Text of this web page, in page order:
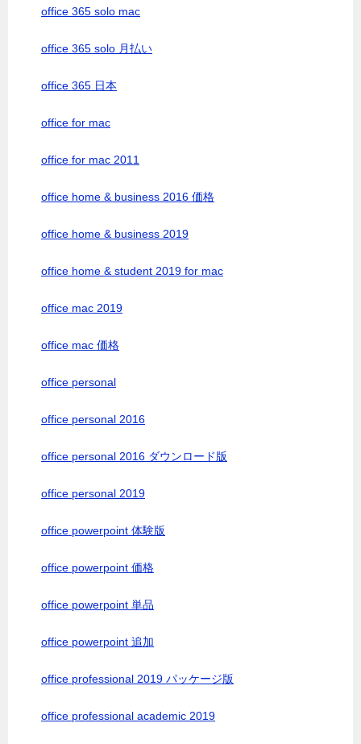
office 365 solo mac
office 365 solo 月払い
office 365 日本
office for mac
office for mac 2011
office home & business 2016 価格
office home & business 2019
office home & student 2019 for mac
office mac 2019
office mac 価格
office personal
office personal 2016
office personal 2016 ダウンロード版
office personal 2019
office powerpoint 体験版
office powerpoint 価格
office powerpoint 単品
office powerpoint 追加
office professional 2019 パッケージ版
office professional academic 2019